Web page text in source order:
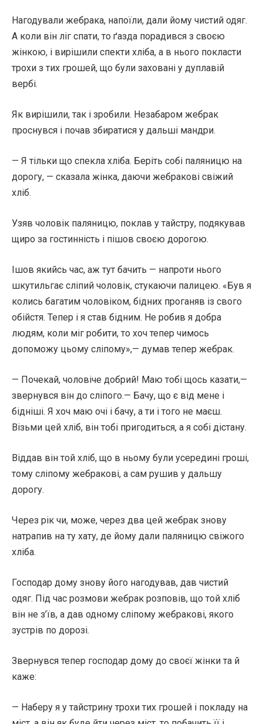
Нагодували жебрака, напоїли, дали йому чистий одяг.
А коли він ліг спати, то ґазда порадився з своєю
жінкою, і вирішили спекти хліба, а в нього покласти
трохи з тих грошей, що були заховані у дуплавій
вербі.
Як вирішили, так і зробили. Незабаром жебрак
проснувся і почав збиратися у дальші мандри.
— Я тільки що спекла хліба. Беріть собі паляницю на
дорогу, — сказала жінка, даючи жебракові свіжий
хліб.
Узяв чоловік паляницю, поклав у тайстру, подякував
щиро за гостинність і пішов своєю дорогою.
Ішов якийсь час, аж тут бачить — напроти нього
шкутильгає сліпий чоловік, стукаючи палицею. «Був я
колись багатим чоловіком, бідних проганяв із свого
обійстя. Тепер і я став бідним. Не робив я добра
людям, коли міг робити, то хоч тепер чимось
допоможу цьому сліпому»,— думав тепер жебрак.
— Почекай, чоловіче добрий! Маю тобі щось казати,—
звернувся він до сліпого.— Бачу, що є від мене і
бідніші. Я хоч маю очі і бачу, а ти і того не маєш.
Візьми цей хліб, він тобі пригодиться, а я собі дістану.
Віддав він той хліб, що в ньому були усередині гроші,
тому сліпому жебракові, а сам рушив у дальшу
дорогу.
Через рік чи, може, через два цей жебрак знову
натрапив на ту хату, де йому дали паляницю свіжого
хліба.
Господар дому знову його нагодував, дав чистий
одяг. Під час розмови жебрак розповів, що той хліб
він не з’їв, а дав одному сліпому жебракові, якого
зустрів по дорозі.
Звернувся тепер господар дому до своєї жінки та й
каже:
— Наберу я у тайстрину трохи тих грошей і покладу на